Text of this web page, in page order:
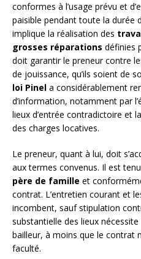
conformes à l’usage prévu et
paisible pendant toute la durée
implique la réalisation des
grosses réparations définies
doit garantir le preneur contre
de jouissance, qu’ils soient de
loi Pinel a considérablement
d’information, notamment par
lieux d’entrée contradictoire et
des charges locatives.
Le preneur, quant à lui, doit
aux termes convenus. Il est
père de famille et
contrat. L’entretien courant et
incombent, sauf stipulation
substantielle des lieux
bailleur, à moins que le contrat
faculté.